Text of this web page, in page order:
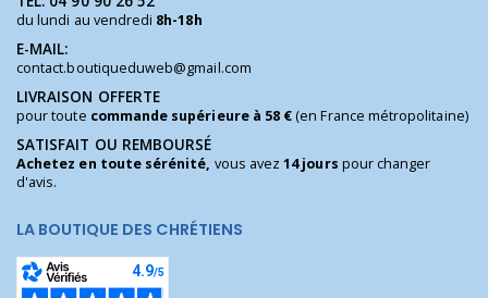
du lundi au vendredi 8h-18h
E-MAIL:
contact.boutiqueduweb@gmail.com
LIVRAISON OFFERTE
pour toute commande supérieure à 58 €(en France métropolitaine)
SATISFAIT OU REMBOURSÉ
Achetez en toute sérénité, vous avez14 jours pour changer
d'avis.
LA BOUTIQUE DES CHRÉTIENS